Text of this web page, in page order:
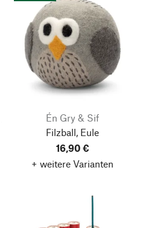
Én Gry & Sif
Filzball, Eule
16,90 €
+ weitere Varianten